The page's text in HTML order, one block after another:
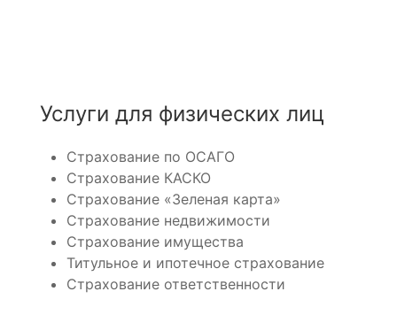
Услуги для физических лиц
Страхование по ОСАГО
Страхование КАСКО
Страхование «Зеленая карта»
Страхование недвижимости
Страхование имущества
Титульное и ипотечное страхование
Страхование ответственности